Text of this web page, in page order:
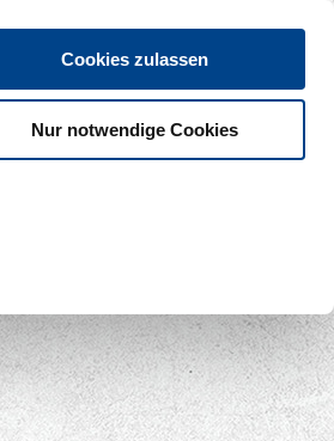
Cookies zulassen
Nur notwendige Cookies